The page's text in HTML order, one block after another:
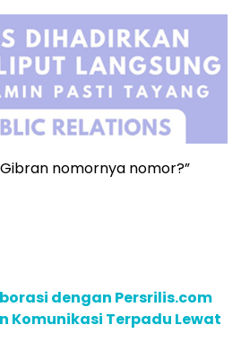
nomornya nomor?”
dengan Persrilis.com
Komunikasi Terpadu Lewat